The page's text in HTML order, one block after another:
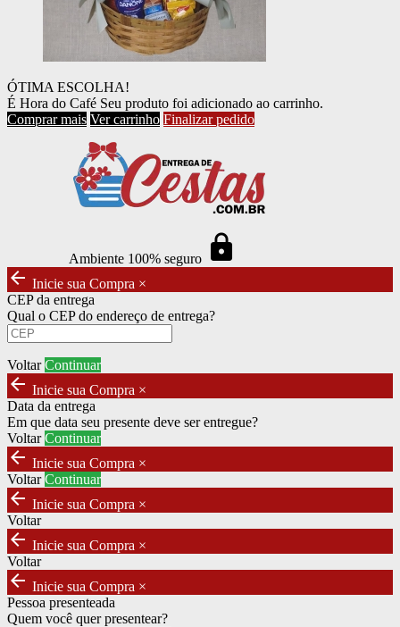
ÓTIMA ESCOLHA!
É Hora do Café Seu produto foi adicionado ao carrinho.
Comprar mais Ver carrinho Finalizar pedido
Ambiente 100% seguro https
arrow_back Inicie sua Compra ×
CEP da entrega
Qual o CEP do endereço de entrega?
Voltar Continuar
arrow_back Inicie sua Compra ×
Data da entrega
Em que data seu presente deve ser entregue?
Voltar Continuar
arrow_back Inicie sua Compra ×
Voltar Continuar
arrow_back Inicie sua Compra ×
Voltar
arrow_back Inicie sua Compra ×
Voltar
arrow_back Inicie sua Compra ×
Pessoa presenteada
Quem você quer presentear?